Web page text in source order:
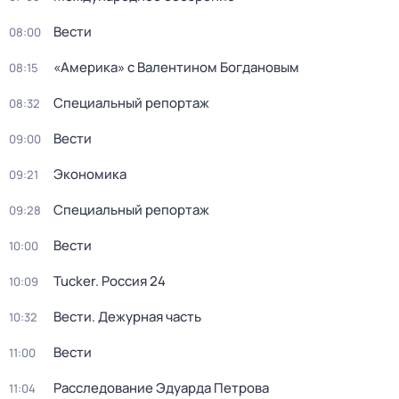
08:00 Вести
08:15 «Америка» с Валентином Богдановым
08:32 Специальный репортаж
09:00 Вести
09:21 Экономика
09:28 Специальный репортаж
10:00 Вести
10:09 Tucker. Россия 24
10:32 Вести. Дежурная часть
11:00 Вести
11:04 Расследование Эдуарда Петрова